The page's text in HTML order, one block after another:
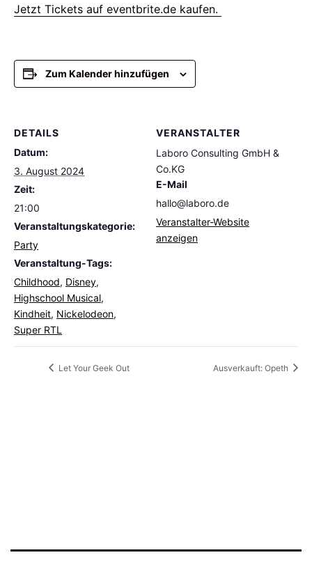
Jetzt Tickets auf eventbrite.de kaufen.
Zum Kalender hinzufügen
DETAILS
Datum:
3. August 2024
Zeit:
21:00
Veranstaltungskategorie:
Party
Veranstaltung-Tags:
Childhood, Disney,
Highschool Musical,
Kindheit, Nickelodeon,
Super RTL
VERANSTALTER
Laboro Consulting GmbH &
Co.KG
E-Mail
hallo@laboro.de
Veranstalter-Website
anzeigen
Let Your Geek Out Ausverkauft: Opeth